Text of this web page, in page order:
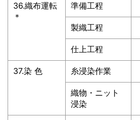
36.織布運転
＊
準備工程
製織工程
仕上工程
37.染 色 糸浸染作業
織物・ニット
浸染